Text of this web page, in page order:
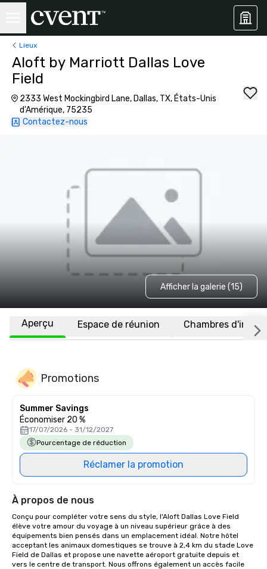
Lieux
Aloft by Marriott Dallas Love
Field
2333 West Mockingbird Lane, Dallas, TX, États-Unis
d'Amérique, 75235
Contactez-nous
Afficher la galerie (15)
Aperçu Espace de réunion Chambres
Promotions
Summer Savings
Économiser 20 %
17/07/2026 - 31/12/2027
Pourcentage de réduction
Réclamer la promotion
À propos de nous
Conçu pour compléter votre sens du style, l'Aloft Dallas Love Field
élève votre amour du voyage à un niveau supérieur grâce à des
équipements bien pensés dans un emplacement idéal. Notre hôtel
acceptant les animaux domestiques se trouve à 2,4 km du stade Love
Field de Dallas et propose une navette aéroport gratuite depuis et
vers le centre de transport. Nous offrons également un accès facile